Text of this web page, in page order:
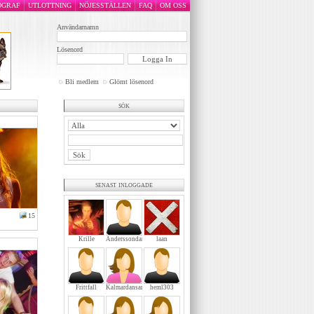
OM OSS
FAQ
NÖJESSTÄLLEN
UTLOTTNING
Användarnamn
Lösenord
Bli medlem Glömt lösenord
15
sök
senast inloggade
Krille Anderssondanne laan
Frittfall Kalmardansarochlerheml303